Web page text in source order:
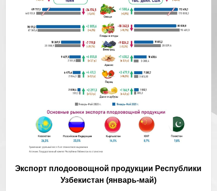
Экспорт плодоовощной продукции Республики
Узбекистан (январь-май)